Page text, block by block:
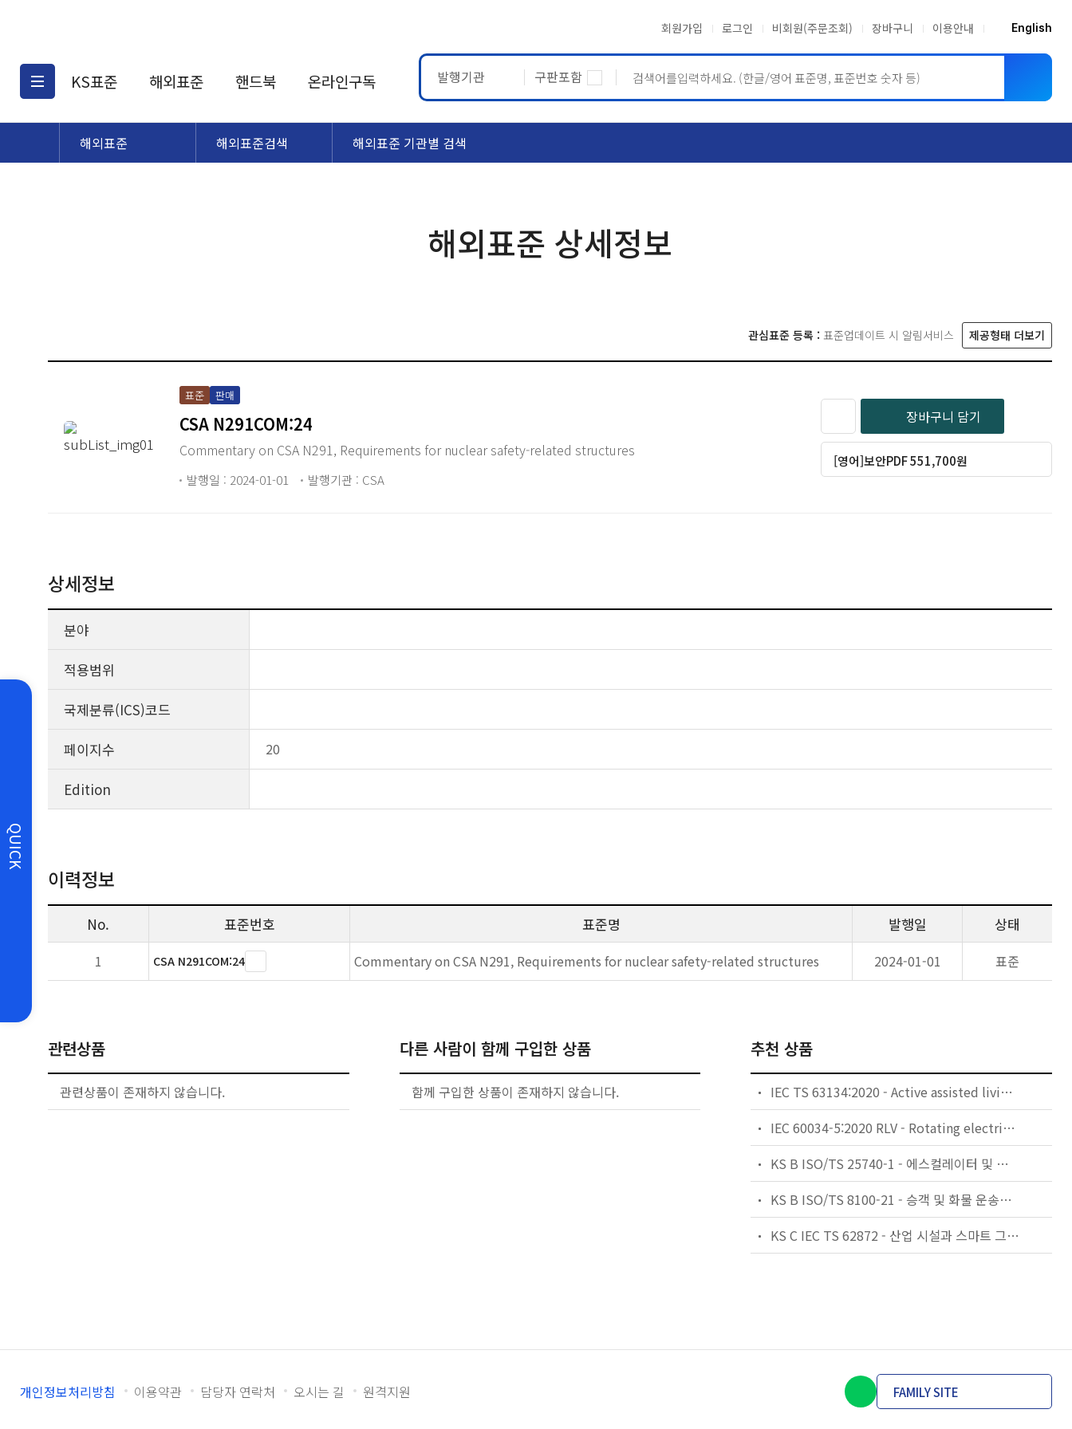
회원가입 로그인 비회원(주문조회) 장바구니 이용안내 English
KS표준
KS표준검색
해외표준
해외표준검색
핸드북 온라인구독 발행기관 구판포함
QUICK
해외표준 해외표준검색 해외표준 기관별 검색
해외표준 상세정보
관심표준 등록 : 표준업데이트 시 알림서비스 제공형태 더보기
표준 판매
CSA N291COM:24
Commentary on CSA N291, Requirements for nuclear safety-related structures
발행일 : 2024-01-01 발행기관 : CSA
장바구니 담기
[영어]보안PDF 551,700원
상세정보
분야
적용범위
국제분류(ICS)코드
페이지수
20
Edition
이력정보
No. 표준번호 표준명 발행일 상태
1 CSA N291COM:24 Commentary on CSA N291, Requirements for nuclear safety-related structures 2024-01-01 표준
관련상품
관련상품이 존재하지 않습니다.
다른 사람이 함께 구입한 상품
함께 구입한 상품이 존재하지 않습니다.
추천 상품
IEC TS 63134:2020 - Active assisted living (AAL) use cases
IEC 60034-5:2020 RLV - Rotating electrical machines - Part 5: Degrees of protection provided by the integral design of rotating electrical machines (IP code) - Classification
KS B ISO/TS 25740-1 - 에스컬레이터 및 무빙워크에 대한 안전요건 — 제1부: 세계공통 필수 안전요건(GESRs)
KS B ISO/TS 8100-21 - 승객 및 화물 운송용 엘리베이터 —제21부: 세계공통 필수안전요건(GESRs)을 충족하는 세계공통 안전 파라미터(GSPs)
KS C IEC TS 62872 - 산업 시설과 스마트 그리드 사이의 산업 공정 측정, 제어 및 자동화 시스템 인터페이스
개인정보처리방침 이용약관 담당자 연락처 오시는 길 원격지원 FAMILY SITE